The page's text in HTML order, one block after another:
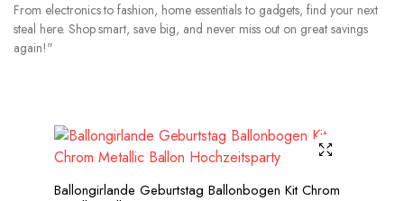
From electronics to fashion, home essentials to gadgets, find your next
steal here. Shop smart, save big, and never miss out on great savings
again!"
Ballongirlande Geburtstag Ballonbogen Kit Chrom